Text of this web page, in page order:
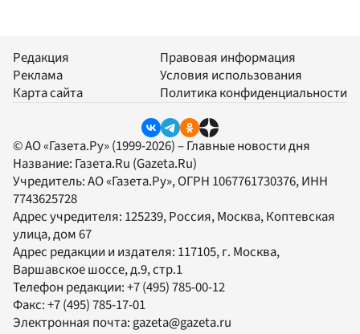
Редакция
Реклама
Карта сайта
Правовая информация
Условия использования
Политика конфиденциальности
© АО «Газета.Ру» (1999-2026) – Главные новости дня
Название: Газета.Ru (Gazeta.Ru)
Учредитель:АО «Газета.Ру», ОГРН 1067761730376, ИНН
7743625728
Адрес учредителя: 125239, Россия, Москва, Коптевская
улица, дом 67
Адрес редакции и издателя: 117105, г. Москва,
Варшавское шоссе, д.9, стр.1
Телефон редакции:+7 (495) 785-00-12
Факс:+7 (495) 785-17-01
Электронная почта:gazeta@gazeta.ru